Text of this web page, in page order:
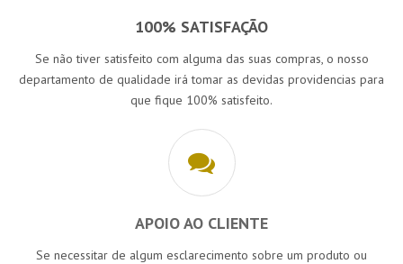
100% SATISFAÇÃO
Se não tiver satisfeito com alguma das suas compras, o nosso
departamento de qualidade irá tomar as devidas providencias para
que fique 100% satisfeito.
APOIO AO CLIENTE
Se necessitar de algum esclarecimento sobre um produto ou